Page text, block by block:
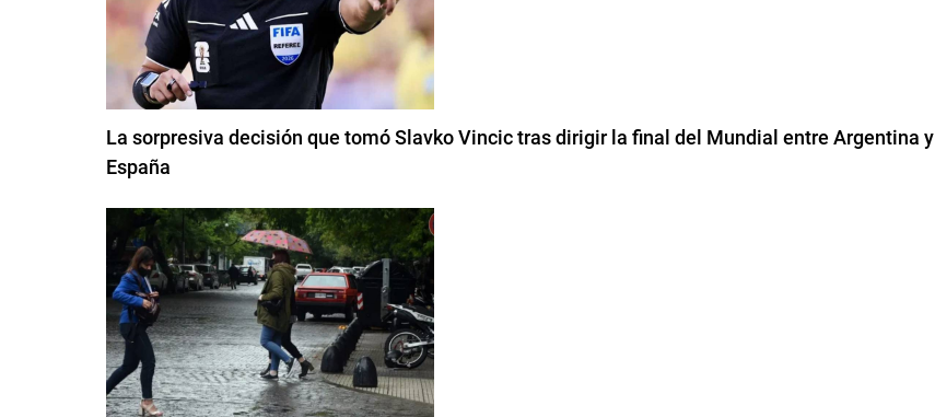
La sorpresiva decisión que tomó Slavko Vincic tras dirigir la final del Mundial entre Argentina y
España